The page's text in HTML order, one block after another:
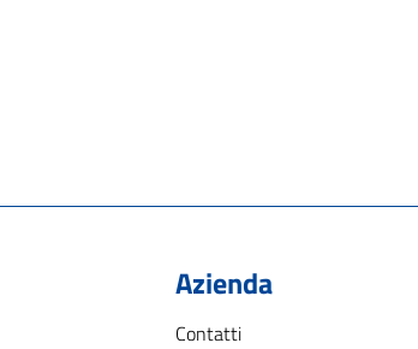
Azienda
Contatti